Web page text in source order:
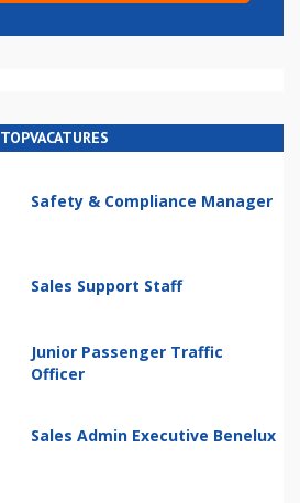
TOPVACATURES
Safety & Compliance Manager
Sales Support Staff
Junior Passenger Traffic
Officer
Sales Admin Executive Benelux